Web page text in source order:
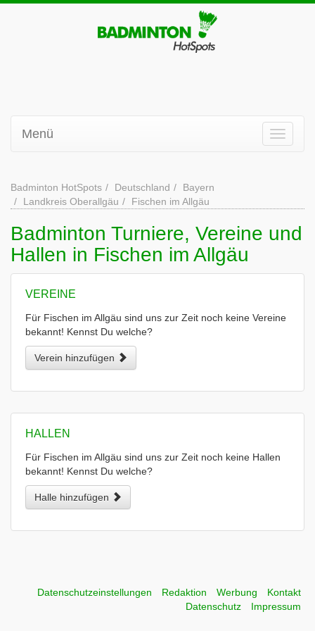
Menü
Badminton HotSpots Deutschland
Bayern
Landkreis Oberallgäu
Fischen im Allgäu
Badminton Turniere, Vereine und
Hallen in Fischen im Allgäu
VEREINE
Für Fischen im Allgäu sind uns zur Zeit noch keine Vereine
bekannt! Kennst Du welche?
Verein hinzufügen
HALLEN
Für Fischen im Allgäu sind uns zur Zeit noch keine Hallen
bekannt! Kennst Du welche?
Halle hinzufügen
Datenschutzeinstellungen Redaktion Werbung
Kontakt
Datenschutz
Impressum